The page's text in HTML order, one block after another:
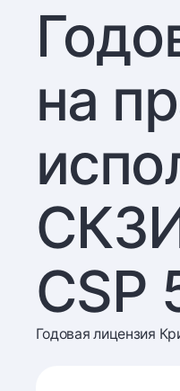
на
CSP
Годовая лицензия